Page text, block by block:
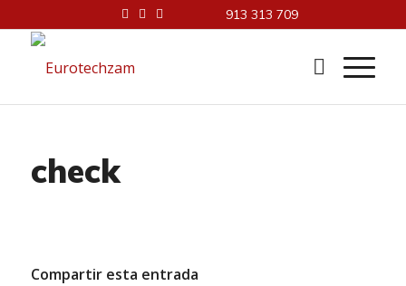
913 313 709
check
Compartir esta entrada